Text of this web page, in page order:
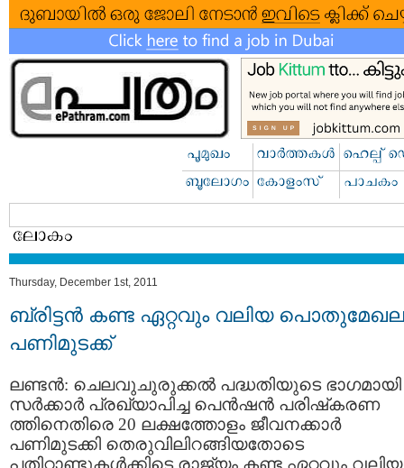
Thursday, December 1st, 2011
ബ്രിട്ടന്‍ കണ്ട ഏറ്റവും വലിയ
പണിമുടക്ക്
ലണ്ടന്‍: ചെലവുചുരുക്കല്‍ പദ്ധതിയുടെ ഭാഗമായി
സര്‍ക്കാര്‍ പ്രഖ്യാപിച്ച പെന്‍ഷന്‍ പരിഷ്‌കരണ
ത്തിനെതിരെ 20 ലക്ഷത്തോളം ജീവനക്കാര്‍
പണിമുടക്കി തെരുവിലിറങ്ങിയതോടെ
പതിറ്റാണ്ടുകള്‍ക്കിടെ രാജ്യം കണ്ട ഏറ്റവും വലിയ